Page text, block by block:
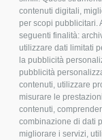
contenuti digitali,
per scopi pubblicitari.
seguenti finalità:
utilizzare dati limitati
la pubblicità
pubblicità
contenuti, utilizzare
misurare le
contenuti,
combinazione di dati
migliorare i servizi,